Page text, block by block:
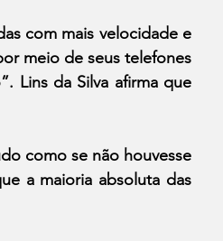
com mais velocidade e
meio de seus telefones
Lins da Silva afirma que
como se não houvesse
a maioria absoluta das